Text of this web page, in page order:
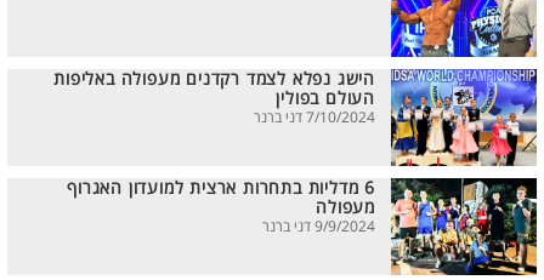
הישג נפלא לצמד רקדנים מעפולה באליפות
העולם בפולין
7/10/2024 דני ברנר
6 מדליות בתחרות ארצית למועדון האגרוף
מעפולה
9/9/2024 דני ברנר